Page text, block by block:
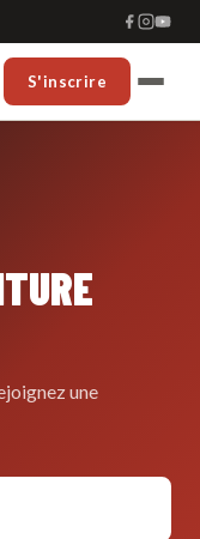
S'inscrire
une